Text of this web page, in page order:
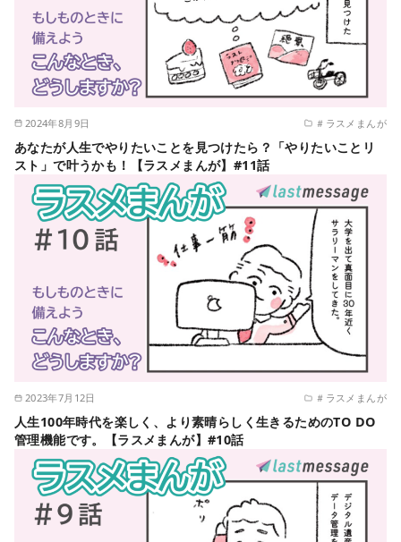
2024年8月9日 ＃ラスメまんが
あなたが人生でやりたいことを見つけたら？「やりたいことリ
スト」で叶うかも！【ラスメまんが】#11話
2023年7月12日 ＃ラスメまんが
人生100年時代を楽しく、より素晴らしく生きるためのTO DO
管理機能です。【ラスメまんが】#10話